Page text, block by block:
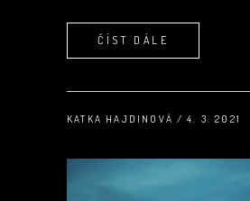
ČÍST DÁLE
KATKA HAJDINOVÁ 4. 3. 2021